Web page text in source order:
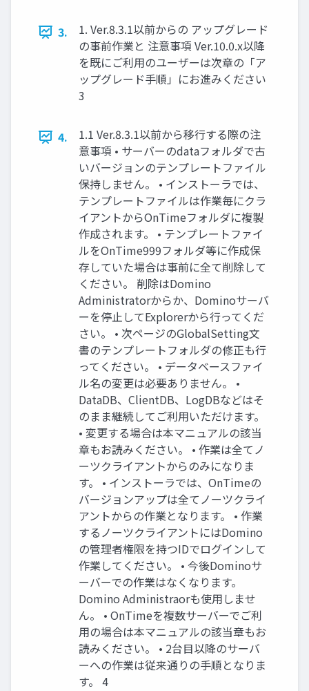
3.
1. Ver.8.3.1以前からの アップグレード
の事前作業と 注意事項 Ver.10.0.x以降
を既にご利用のユーザーは次章の「ア
ップグレード手順」にお進みください
3
4.
1.1 Ver.8.3.1以前から移行する際の注
意事項 • サーバーのdataフォルダで古
いバージョンのテンプレートファイル
保持しません。 • インストーラでは、
テンプレートファイルは作業毎にクラ
イアントからOnTimeフォルダに複製
作成されます。 • テンプレートファイ
ルをOnTime999フォルダ等に作成保
存していた場合は事前に全て削除して
ください。 削除はDomino
Administratorからか、Dominoサーバ
ーを停止してExplorerから行ってくだ
さい。 • 次ページのGlobalSetting文
書のテンプレートフォルダの修正も行
ってください。 • データベースファイ
ル名の変更は必要ありません。 •
DataDB、ClientDB、LogDBなどはそ
のまま継続してご利用いただけます。
• 変更する場合は本マニュアルの該当
章もお読みください。 • 作業は全てノ
ーツクライアントからのみになりま
す。 • インストーラでは、OnTimeの
バージョンアップは全てノーツクライ
アントからの作業となります。 • 作業
するノーツクライアントにはDomino
の管理者権限を持つIDでログインして
作業してください。 • 今後Dominoサ
ーバーでの作業はなくなります。
Domino Administraorも使用しませ
ん。 • OnTimeを複数サーバーでご利
用の場合は本マニュアルの該当章もお
読みください。 • 2台目以降のサーバ
ーへの作業は従来通りの手順となりま
す。 4